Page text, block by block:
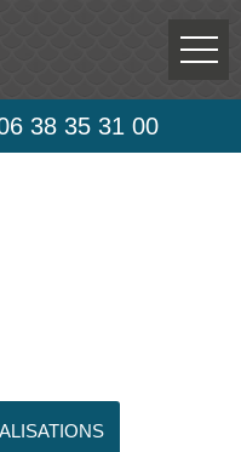
38 35 31 00